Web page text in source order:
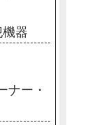
機器
ナー